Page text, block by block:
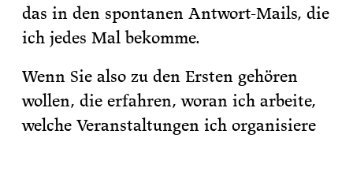
das in den spontanen Antwort-Mails, die
ich jedes Mal bekomme.
Wenn Sie also zu den Ersten gehören
wollen, die erfahren, woran ich arbeite,
welche Veranstaltungen ich organisiere